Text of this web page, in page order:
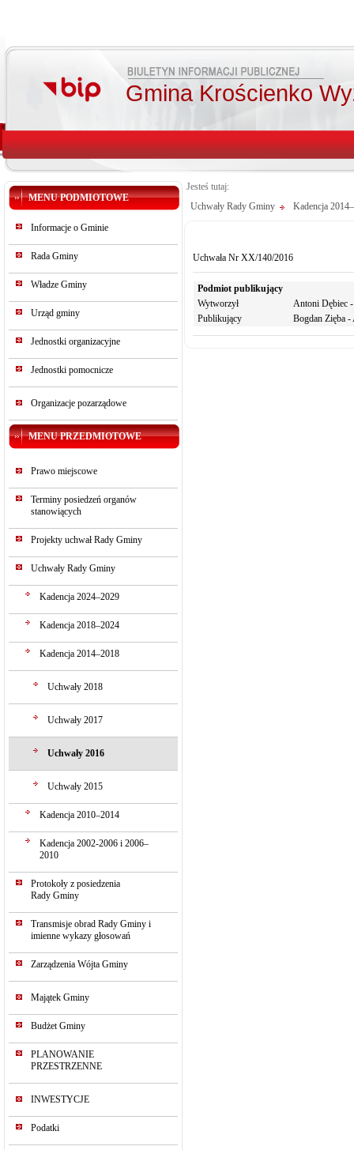
Gmina Krościenko
MENU PODMIOTOWE
Informacje o Gminie
Rada Gminy
Władze Gminy
Urząd gminy
Jednostki organizacyjne
Jednostki pomocnicze
Organizacje pozarządowe
MENU PRZEDMIOTOWE
Prawo miejscowe
Terminy posiedzeń organów
stanowiących
Projekty uchwał Rady Gminy
Uchwały Rady Gminy
Kadencja 2024–2029
Kadencja 2018–2024
Kadencja 2014–2018
Uchwały 2018
Uchwały 2017
Uchwały 2016
Uchwały 2015
Kadencja 2010–2014
Kadencja 2002-2006 i 2006–
2010
Protokoły z posiedzenia
Rady Gminy
Transmisje obrad Rady Gminy i
imienne wykazy głosowań
Zarządzenia Wójta Gminy
Majątek Gminy
Budżet Gminy
PLANOWANIE
PRZESTRZENNE
INWESTYCJE
Podatki
Jesteś tutaj:
Uchwały Rady Gminy
Kadencja
Uchwała Nr XX/140/2016
Podmiot publikujący
Wytworzył
Antoni Dębiec
Publikujący
Bogdan Zięba